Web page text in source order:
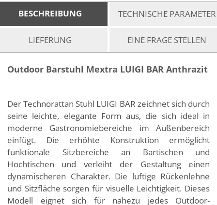
BESCHREIBUNG TECHNISCHE PARAMETER
LIEFERUNG EINE FRAGE STELLEN
Outdoor Barstuhl Mextra LUIGI BAR Anthrazit
Der Technorattan Stuhl LUIGI BAR zeichnet sich durch
seine leichte, elegante Form aus, die sich ideal in
moderne Gastronomiebereiche im Außenbereich
einfügt. Die erhöhte Konstruktion ermöglicht
funktionale Sitzbereiche an Bartischen und
Hochtischen und verleiht der Gestaltung einen
dynamischeren Charakter. Die luftige Rückenlehne
und Sitzfläche sorgen für visuelle Leichtigkeit. Dieses
Modell eignet sich für nahezu jedes Outdoor-